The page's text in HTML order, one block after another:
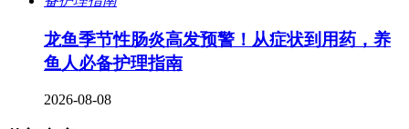
龙鱼季节性肠炎高发预警！从症状到用药，养
鱼人必备护理指南
2026-08-08